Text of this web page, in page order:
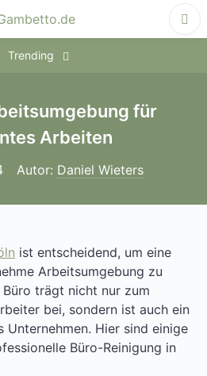
Trending
für
Arbeiten
Autor: Daniel Wieters
ist entscheidend, um eine
Arbeitsumgebung zu
trägt nicht nur zum
bei, sondern ist auch ein
Unternehmen. Hier sind einige
Büro-Reinigung in